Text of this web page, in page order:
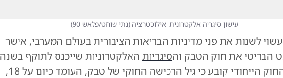
עישון סיגריה אלקטרונית. אילוסטרציה (נתי שוחט/פלאש 90 )
לשנות את פני מדיניות הבריאות הציבורית בעולם המערבי, אישר
הבריטי את חוק הטבק והסיגריותהאלקטרוניות שייכנס לתוקף בשנה
הבאה. החוק הייחודי קובע כי גיל הרכישה החוקי של טבק, העומד כיום על 18,